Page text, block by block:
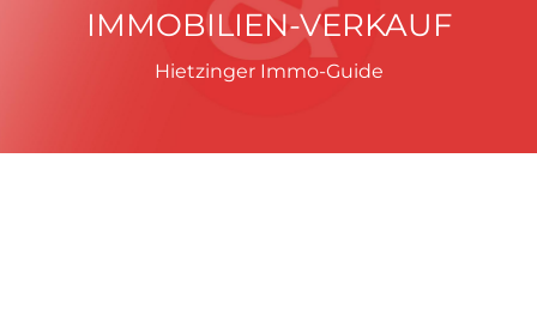
MMOBILIEN-VERKAUF
Hietzinger Immo-Guide